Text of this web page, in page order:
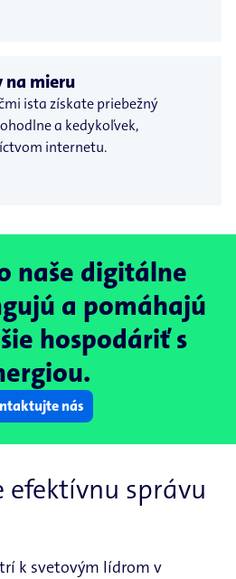
na mieru
ista získate priebežný
a kedykoľvek,
internetu.
naše digitálne
a pomáhajú
hospodáriť s
nás
efektívnu správu
k svetovým lídrom v